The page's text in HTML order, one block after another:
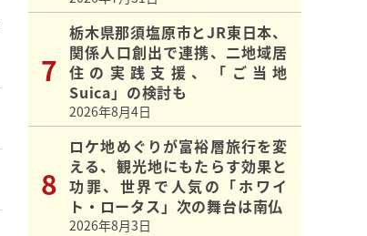
栃木県那須塩原市とJR東日本、
関係人口創出で連携、二地域居
住の実践支援、「ご当地
Suica」の検討も
2026年8月4日
ロケ地めぐりが富裕層旅行を変
える、観光地にもたらす効果と
功罪、世界で人気の「ホワイ
ト・ロータス」次の舞台は南仏
2026年8月3日